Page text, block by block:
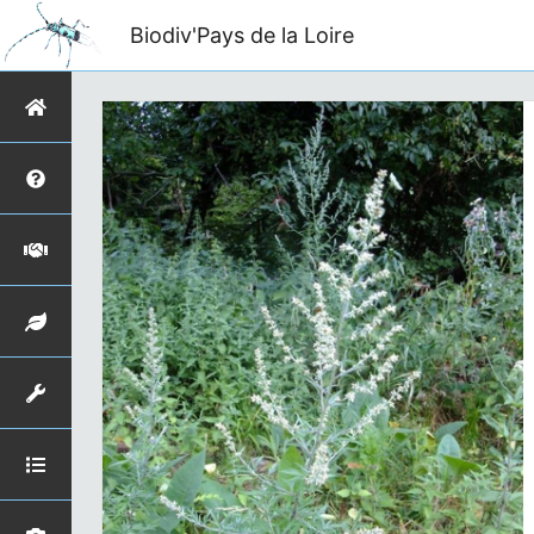
Biodiv'Pays de la Loire